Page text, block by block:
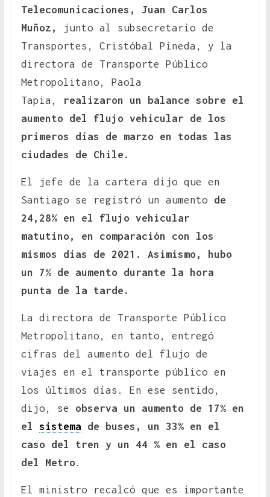
Telecomunicaciones, Juan Carlos
Muñoz,
junto al subsecretario de
Transportes, Cristóbal Pineda, y la
directora de Transporte Público
Metropolitano, Paola
Tapia,
realizaron un balance sobre el
aumento del flujo vehicular de los
primeros días de marzo en todas las
ciudades de Chile.
El jefe de la cartera dijo que en
Santiago se registró un aumento de
24,28% en el flujo vehicular
matutino, en comparación con los
mismos días de 2021. Asimismo, hubo
un 7% de aumento durante la hora
punta de la tarde.
La directora de Transporte Público
Metropolitano, en tanto, entregó
cifras del aumento del flujo de
viajes en el transporte público en
los últimos días. En ese sentido,
dijo, se observa un aumento de 17% en
el sistema de buses, un 33% en el
caso del tren y un 44 % en el caso
del Metro .
El ministro recalcó que es importante